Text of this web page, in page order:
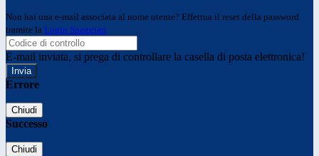
Non hai una e-mail associata al nome utente? Effettua il reset della password
tramite la Login Spaggiari
E-mail inviata, si prega di controllare la casella di posta elettronica!
Errore
Chiudi
Successo
Chiudi